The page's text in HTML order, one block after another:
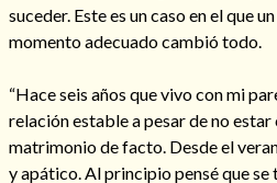
suceder. Este es un caso en el que
momento adecuado cambió todo.
“Hace seis años que vivo con mi
relación estable a pesar de no
matrimonio de facto. Desde el
y apático. Al principio pensé que se